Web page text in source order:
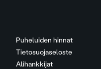
Puheluiden hinnat
Tietosuojaseloste
Alihankkijat